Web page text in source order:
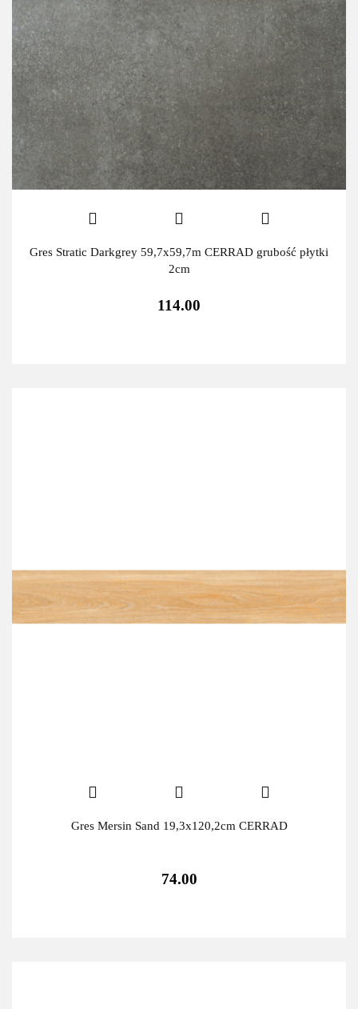
Gres Stratic Darkgrey 59,7x59,7m CERRAD grubość płytki
2cm
114.00
Gres Mersin Sand 19,3x120,2cm CERRAD
74.00